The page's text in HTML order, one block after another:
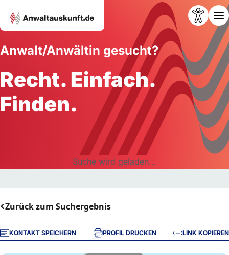
Anwalt/Anwältin gesucht?
Recht. Einfach.
Finden.
Suche wird geladen...
Zurück zum Suchergebnis
KONTAKT SPEICHERN PROFIL DRUCKEN LINK KOPIEREN